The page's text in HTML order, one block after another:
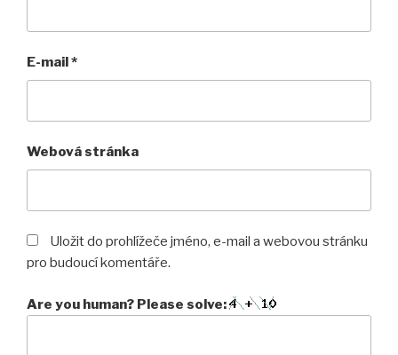
E-mail*
Webová stránka
Uložit do prohlížeče jméno, e-mail a webovou stránku
pro budoucí komentáře.
Are you human? Please solve: